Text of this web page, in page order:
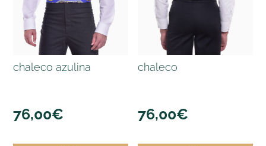
chaleco azulina
76,00€
chaleco
76,00€